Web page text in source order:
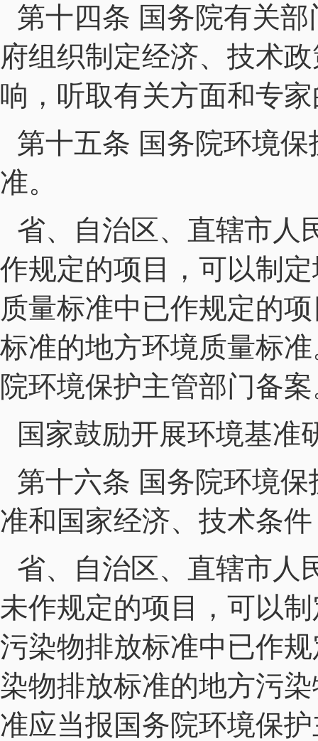
第十四条 国务院有关
府组织制定经济、技术
响，听取有关方面和专
第十五条 国务院环境
准。
省、自治区、直辖市人
作规定的项目，可以制
质量标准中已作规定的
标准的地方环境质量标
院环境保护主管部门备
国家鼓励开展环境基准
第十六条 国务院环境
准和国家经济、技术条
省、自治区、直辖市人
未作规定的项目，可以
污染物排放标准中已作
染物排放标准的地方污
准应当报国务院环境保